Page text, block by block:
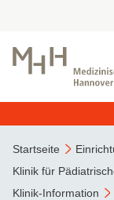
Startseite
Klinik für
Klinik-Information